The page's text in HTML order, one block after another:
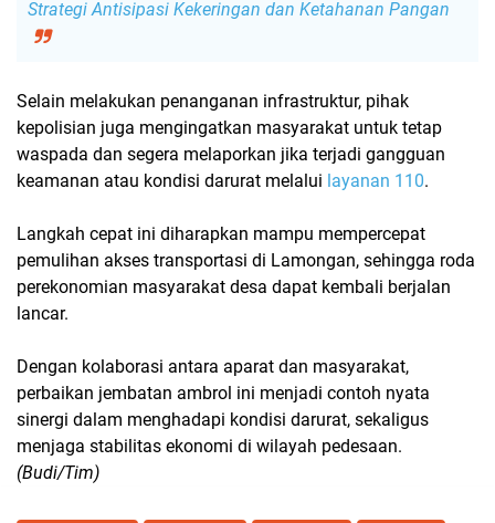
Strategi Antisipasi Kekeringan dan Ketahanan Pangan
Selain melakukan penanganan infrastruktur, pihak
kepolisian juga mengingatkan masyarakat untuk tetap
waspada dan segera melaporkan jika terjadi gangguan
keamanan atau kondisi darurat melalui layanan 110.
Langkah cepat ini diharapkan mampu mempercepat
pemulihan akses transportasi di Lamongan, sehingga roda
perekonomian masyarakat desa dapat kembali berjalan
lancar.
Dengan kolaborasi antara aparat dan masyarakat,
perbaikan jembatan ambrol ini menjadi contoh nyata
sinergi dalam menghadapi kondisi darurat, sekaligus
menjaga stabilitas ekonomi di wilayah pedesaan.
(Budi/Tim)